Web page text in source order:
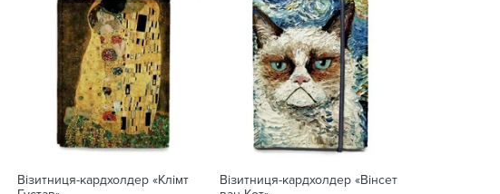
Візитниця-кардхолдер «Клімт
Візитниця-кардхолдер «Вінсет